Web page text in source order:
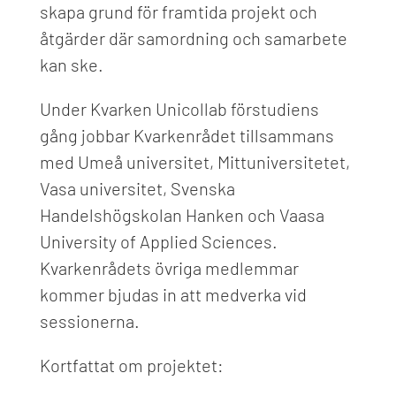
skapa grund för framtida projekt och
åtgärder där samordning och samarbete
kan ske.
Under Kvarken Unicollab förstudiens
gång jobbar Kvarkenrådet tillsammans
med Umeå universitet, Mittuniversitetet,
Vasa universitet, Svenska
Handelshögskolan Hanken och Vaasa
University of Applied Sciences.
Kvarkenrådets övriga medlemmar
kommer bjudas in att medverka vid
sessionerna.
Kortfattat om projektet: